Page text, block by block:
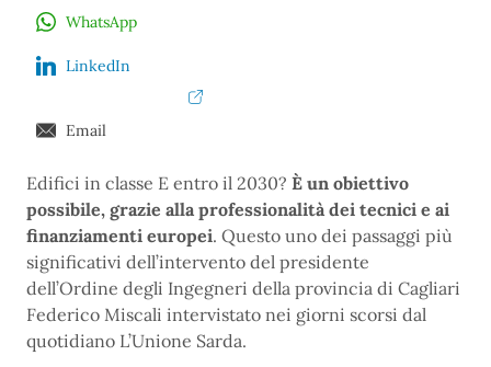
WhatsApp
LinkedIn
Email
Edifici in classe E entro il 2030? È un obiettivo
possibile, grazie alla professionalità dei tecnici e ai
finanziamenti europei. Questo uno dei passaggi più
significativi dell’intervento del presidente
dell’Ordine degli Ingegneri della provincia di Cagliari
Federico Miscali intervistato nei giorni scorsi dal
quotidiano L’Unione Sarda.